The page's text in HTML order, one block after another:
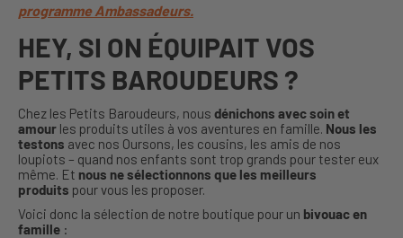
programme Ambassadeurs.
HEY, SI ON ÉQUIPAIT VOS
PETITS BAROUDEURS ?
Chez les Petits Baroudeurs, nous dénichons avec soin et
amour les produits utiles à vos aventures en famille. Nous les
testons avec nos Oursons, les cousins, les amis de nos
loupiots – quand nos enfants sont trop grands pour tester eux
même. Et nous ne sélectionnons que les meilleurs
produits pour vous les proposer.
Voici donc la sélection de notre boutique pour un bivouac en
famille :